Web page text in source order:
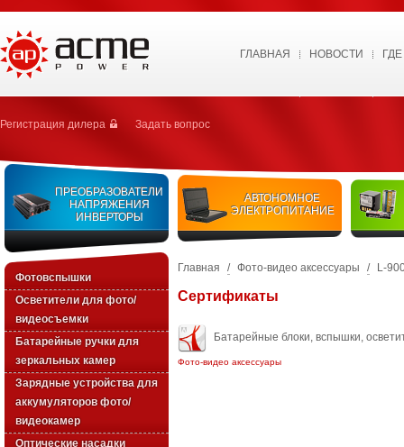
ГЛАВНАЯ НОВОСТИ
Регистрация дилера Задать вопрос
ПРЕОБРАЗОВАТЕЛИ
НАПРЯЖЕНИЯ
ИНВЕРТОРЫ
АВТОНОМНОЕ
ЭЛЕКТРОПИТАНИЕ
Фотовспышки
Осветители для фото/
видеосъемки
Батарейные ручки для
зеркальных камер
Зарядные устройства для
аккумуляторов фото/
видеокамер
Оптические насадки
Главная / Фото-видео аксессуары / L-
Сертификаты
Батарейные блоки, вспышки,
Фото-видео аксессуары